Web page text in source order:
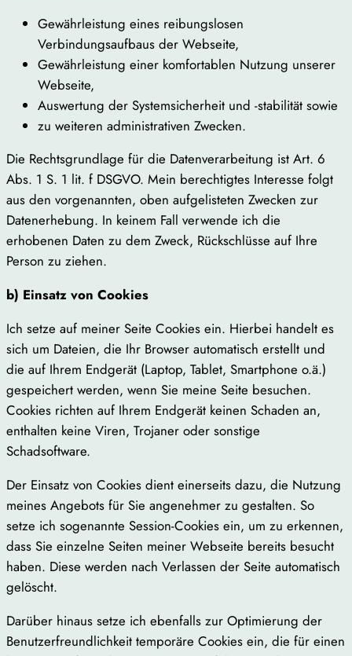
Gewährleistung eines reibungslosen
Verbindungsaufbaus der Webseite,
Gewährleistung einer komfortablen Nutzung unserer
Webseite,
Auswertung der Systemsicherheit und -stabilität sowie
zu weiteren administrativen Zwecken.
Die Rechtsgrundlage für die Datenverarbeitung ist Art. 6
Abs. 1 S. 1 lit. f DSGVO. Mein berechtigtes Interesse folgt
aus den vorgenannten, oben aufgelisteten Zwecken zur
Datenerhebung. In keinem Fall verwende ich die
erhobenen Daten zu dem Zweck, Rückschlüsse auf Ihre
Person zu ziehen.
b) Einsatz von Cookies
Ich setze auf meiner Seite Cookies ein. Hierbei handelt es
sich um Dateien, die Ihr Browser automatisch erstellt und
die auf Ihrem Endgerät (Laptop, Tablet, Smartphone o.ä.)
gespeichert werden, wenn Sie meine Seite besuchen.
Cookies richten auf Ihrem Endgerät keinen Schaden an,
enthalten keine Viren, Trojaner oder sonstige
Schadsoftware.
Der Einsatz von Cookies dient einerseits dazu, die Nutzung
meines Angebots für Sie angenehmer zu gestalten. So
setze ich sogenannte Session-Cookies ein, um zu erkennen,
dass Sie einzelne Seiten meiner Webseite bereits besucht
haben. Diese werden nach Verlassen der Seite automatisch
gelöscht.
Darüber hinaus setze ich ebenfalls zur Optimierung der
Benutzerfreundlichkeit temporäre Cookies ein, die für einen